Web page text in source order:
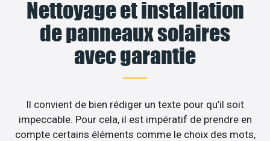
Nettoyage et installation
de panneaux solaires
avec garantie
Il convient de bien rédiger un texte pour qu’il soit
impeccable. Pour cela, il est impératif de prendre en
compte certains éléments comme le choix des mots,